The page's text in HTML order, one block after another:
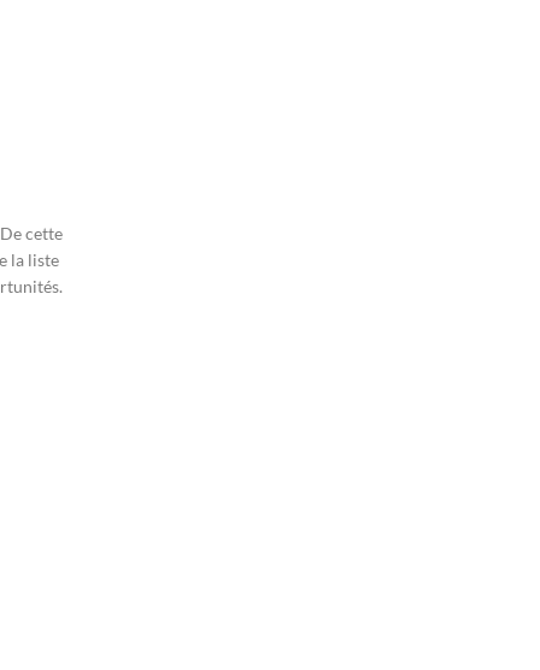
cette
la liste